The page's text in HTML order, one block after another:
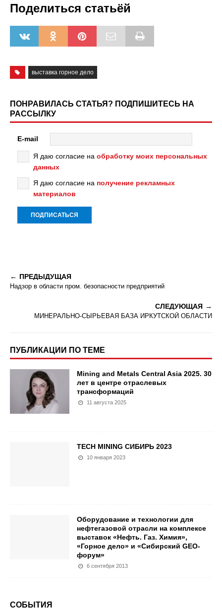
Поделиться статьёй
выставка горное дело
ПОНРАВИЛАСЬ СТАТЬЯ? ПОДПИШИТЕСЬ НА
РАССЫЛКУ
E-mail
Я даю согласие на обработку моих персональных
данных
Я даю согласие на получение рекламных
материалов
ПРЕДЫДУЩАЯ
Надзор в области пром. безопасности предприятий
СЛЕДУЮЩАЯ
МИНЕРАЛЬНО-СЫРЬЕВАЯ БАЗА ИРКУТСКОЙ ОБЛАСТИ
ПУБЛИКАЦИИ ПО ТЕМЕ
Mining and Metals Central Asia 2025. 30
лет в центре отраслевых
трансформаций
11 августа 2025
TECH MINING СИБИРЬ 2023
10 января 2023
Оборудование и технологии для
нефтегазовой отрасли на комплексе
выставок «Нефть. Газ. Химия»,
«Горное дело» и «Сибирский GEO-
форум»
6 сентября 2013
СОБЫТИЯ